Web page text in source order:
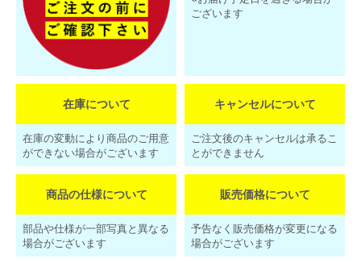
ございます
在庫について
在庫の変動により商品のご用意
ができない場合がございます
キャンセルについて
ご注文後のキャンセルは承るこ
とができません
商品の仕様について
部品や仕様が一部写真と異なる
場合がございます
販売価格について
予告なく販売価格が変更になる
場合がございます